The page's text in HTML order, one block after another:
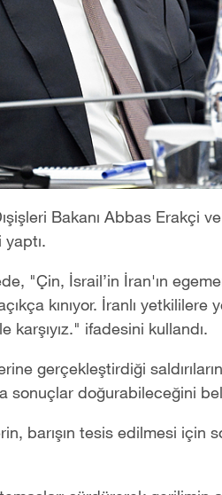
Bakanı Abbas Erakçi
"Çin, İsrail’in ‌İran'ın
kınıyor.‌ İranlı yetkililere
ifadesini kullandı.
gerçekleştirdiği
sonuçlar doğurabileceğini
barışın tesis edilmesi için